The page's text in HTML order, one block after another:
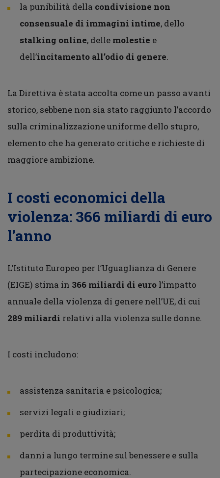
la punibilità della condivisione non
consensuale di immagini intime, dello
stalking online, delle molestie e
dell’incitamento all’odio di genere.
La Direttiva è stata accolta come un passo avanti
storico, sebbene non sia stato raggiunto l’accordo
sulla criminalizzazione uniforme dello stupro,
elemento che ha generato critiche e richieste di
maggiore ambizione.
I costi economici della
violenza: 366 miliardi di euro
l’anno
L’Istituto Europeo per l’Uguaglianza di Genere
(EIGE) stima in 366 miliardi di euro l’impatto
annuale della violenza di genere nell’UE, di cui
289 miliardi relativi alla violenza sulle donne.
I costi includono:
assistenza sanitaria e psicologica;
servizi legali e giudiziari;
perdita di produttività;
danni a lungo termine sul benessere e sulla
partecipazione economica.